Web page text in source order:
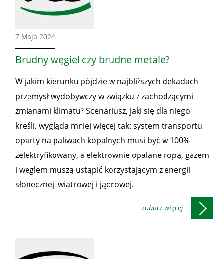
7 Maja 2024Ze
świata
Brudny węgiel czy brudne metale?
W jakim kierunku pójdzie w najbliższych dekadach
przemysł wydobywczy w związku z zachodzącymi
zmianami klimatu? Scenariusz, jaki się dla niego
kreśli, wygląda mniej więcej tak: system transportu
oparty na paliwach kopalnych musi być w 100%
zelektryfikowany, a elektrownie opalane ropą, gazem
i węglem muszą ustąpić korzystającym z energii
słonecznej, wiatrowej i jądrowej.